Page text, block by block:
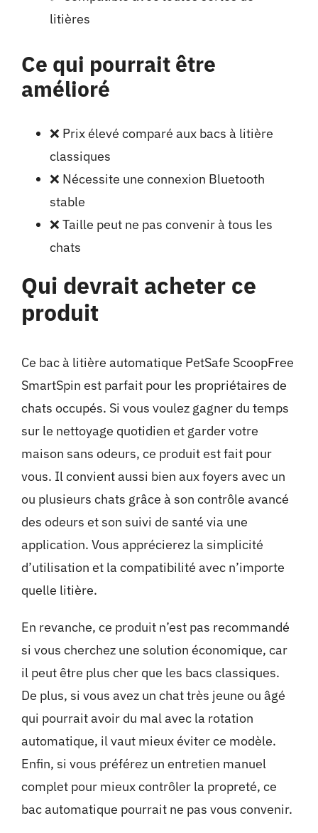
litières
Ce qui pourrait être
amélioré
❌ Prix élevé comparé aux bacs à litière
classiques
❌ Nécessite une connexion Bluetooth
stable
❌ Taille peut ne pas convenir à tous les
chats
Qui devrait acheter ce
produit
Ce bac à litière automatique PetSafe ScoopFree
SmartSpin est parfait pour les propriétaires de
chats occupés. Si vous voulez gagner du temps
sur le nettoyage quotidien et garder votre
maison sans odeurs, ce produit est fait pour
vous. Il convient aussi bien aux foyers avec un
ou plusieurs chats grâce à son contrôle avancé
des odeurs et son suivi de santé via une
application. Vous apprécierez la simplicité
d’utilisation et la compatibilité avec n’importe
quelle litière.
En revanche, ce produit n’est pas recommandé
si vous cherchez une solution économique, car
il peut être plus cher que les bacs classiques.
De plus, si vous avez un chat très jeune ou âgé
qui pourrait avoir du mal avec la rotation
automatique, il vaut mieux éviter ce modèle.
Enfin, si vous préférez un entretien manuel
complet pour mieux contrôler la propreté, ce
bac automatique pourrait ne pas vous convenir.